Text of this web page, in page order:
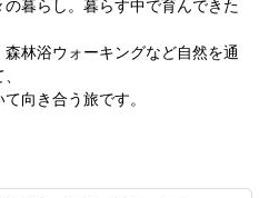
暮らし。暮らす中で育んできた
林浴ウォーキングなど自然を通
向き合う旅です。